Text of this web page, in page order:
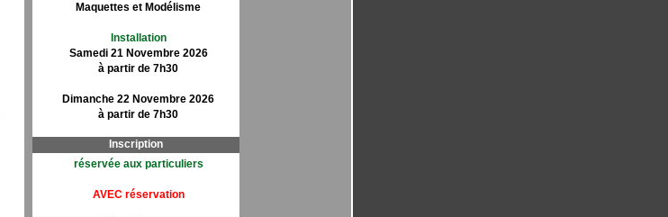
Maquettes et Modélisme
Installation
Samedi 21 Novembre 2026
à partir de 7h30
Dimanche 22 Novembre 2026
à partir de 7h30
Inscription
réservée aux particuliers
AVEC réservation